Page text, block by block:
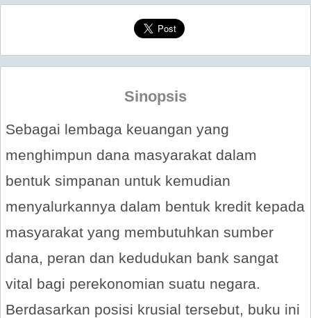
Sinopsis
Sebagai lembaga keuangan yang
menghimpun dana masyarakat dalam
bentuk simpanan untuk kemudian
menyalurkannya dalam bentuk kredit kepada
masyarakat yang membutuhkan sumber
dana, peran dan kedudukan bank sangat
vital bagi perekonomian suatu negara.
Berdasarkan posisi krusial tersebut, buku ini